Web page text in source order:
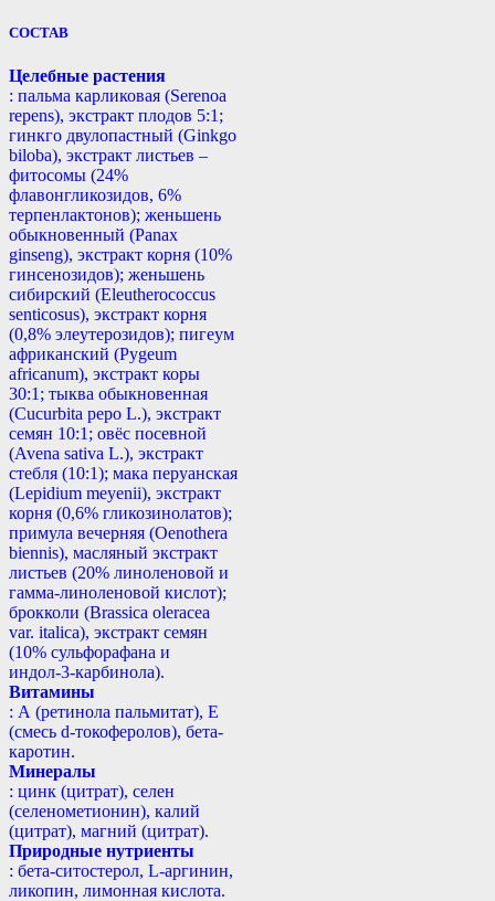
СОСТАВ
Целебные растения
: пальма карликовая (Serenoa
repens), экстракт плодов 5:1;
гинкго двулопастный (Ginkgo
biloba), экстракт листьев –
фитосомы (24%
флавонгликозидов, 6%
терпенлактонов); женьшень
обыкновенный (Panax
ginseng), экстракт корня (10%
гинсенозидов); женьшень
сибирский (Eleutherococcus
senticosus), экстракт корня
(0,8% элеутерозидов); пигеум
африканский (Pygeum
africanum), экстракт коры
30:1; тыква обыкновенная
(Cucurbita реро L.), экстракт
семян 10:1; овёс посевной
(Avena sativa L.), экстракт
стебля (10:1); мака перуанская
(Lepidium meyenii), экстракт
корня (0,6% гликозинолатов);
примула вечерняя (Oenothera
biennis), масляный экстракт
листьев (20% линоленовой и
гамма-линоленовой кислот);
брокколи (Brassica oleracea
var. italica), экстракт семян
(10% сульфорафана и
индол-3-карбинола).
Витамины
: А (ретинола пальмитат), Е
(смесь d-токоферолов), бета-
каротин.
Минералы
: цинк (цитрат), селен
(селенометионин), калий
(цитрат), магний (цитрат).
Природные нутриенты
: бета-ситостерол, L-аргинин,
ликопин, лимонная кислота.